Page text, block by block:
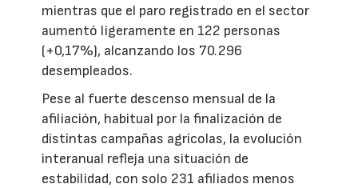
mientras que el paro registrado en el sector
aumentó ligeramente en 122 personas
(+0,17%), alcanzando los 70.296
desempleados.
Pese al fuerte descenso mensual de la
afiliación, habitual por la finalización de
distintas campañas agrícolas, la evolución
interanual refleja una situación de
estabilidad, con solo 231 afiliados menos